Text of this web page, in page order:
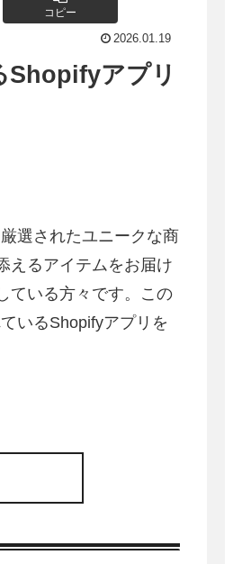
コピー
2026.01.19
Shopifyアプリ
選されたユニークな商
えるアイテムをお届け
ている方々です。この
いるShopifyアプリを